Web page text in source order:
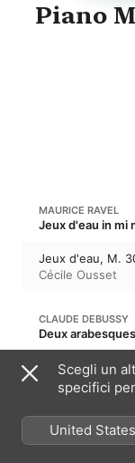
Piano
MAURICE RAVEL
Jeux d'eau, M.
Cécile Ousset
CLAUDE DEBUSSY
I. Andantino
Monique Haas
LUDOVICO EINAUDI
Ombre
Scegli un
specifici
United States